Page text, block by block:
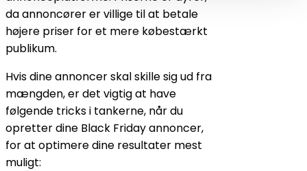
da annoncører er villige til at betale
højere priser for et mere købestærkt
publikum.
Hvis dine annoncer skal skille sig ud fra
mængden, er det vigtig at have
følgende tricks i tankerne, når du
opretter dine Black Friday annoncer,
for at optimere dine resultater mest
muligt: